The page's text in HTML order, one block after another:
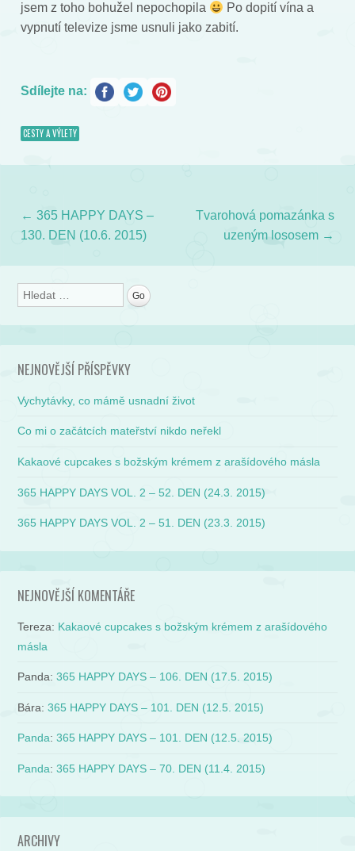
jsem z toho bohužel nepochopila
Po dopití vína a
vypnutí televize jsme usnuli jako zabití.
Sdílejte na:
CESTY A VÝLETY
Post navigation
← 365 HAPPY DAYS –
130. DEN (10.6. 2015)
Tvarohová pomazánka s
uzeným lososem →
Search
NEJNOVĚJŠÍ PŘÍSPĚVKY
Vychytávky, co mámě usnadní život
Co mi o začátcích mateřství nikdo neřekl
Kakaové cupcakes s božským krémem z arašídového másla
365 HAPPY DAYS VOL. 2 – 52. DEN (24.3. 2015)
365 HAPPY DAYS VOL. 2 – 51. DEN (23.3. 2015)
NEJNOVĚJŠÍ KOMENTÁŘE
Tereza: Kakaové cupcakes s božským krémem z arašídového
másla
Panda:365 HAPPY DAYS – 106. DEN (17.5. 2015)
Bára:365 HAPPY DAYS – 101. DEN (12.5. 2015)
Panda:365 HAPPY DAYS – 101. DEN (12.5. 2015)
Panda:365 HAPPY DAYS – 70. DEN (11.4. 2015)
ARCHIVY